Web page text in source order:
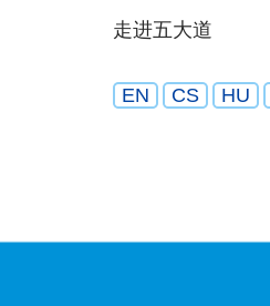
走进五大道
EN CS HU